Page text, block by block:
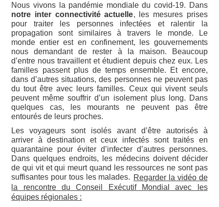
Nous vivons la pandémie mondiale du covid-19. Dans
notre inter connectivité actuelle, les mesures prises
pour traiter les personnes infectées et ralentir la
propagation sont similaires à travers le monde. Le
monde entier est en confinement, les gouvernements
nous demandant de rester à la maison. Beaucoup
d’entre nous travaillent et étudient depuis chez eux. Les
familles passent plus de temps ensemble. Et encore,
dans d’autres situations, des personnes ne peuvent pas
du tout être avec leurs familles. Ceux qui vivent seuls
peuvent même souffrir d’un isolement plus long. Dans
quelques cas, les mourants ne peuvent pas être
entourés de leurs proches.
Les voyageurs sont isolés avant d’être autorisés à
arriver à destination et ceux infectés sont traités en
quarantaine pour éviter d’infecter d’autres personnes.
Dans quelques endroits, les médecins doivent décider
de qui vit et qui meurt quand les ressources ne sont pas
suffisantes pour tous les malades. Regarder la vidéo de
la rencontre du Conseil Exécutif Mondial avec les
équipes régionales :